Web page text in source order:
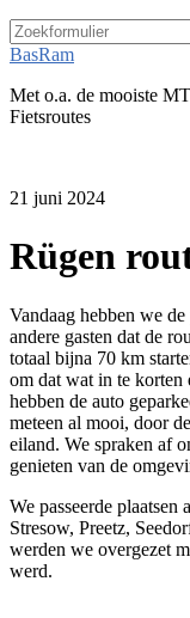
BasRam
Met o.a. de mooiste
Fietsroutes
21 juni 2024
Rügen
Vandaag hebben we
andere gasten dat de
totaal bijna 70 km
om dat wat in te korten
hebben de auto
meteen al mooi, door
eiland. We spraken af
genieten van de
We passeerde
Stresow, Preetz,
werden we overgezet
werd.